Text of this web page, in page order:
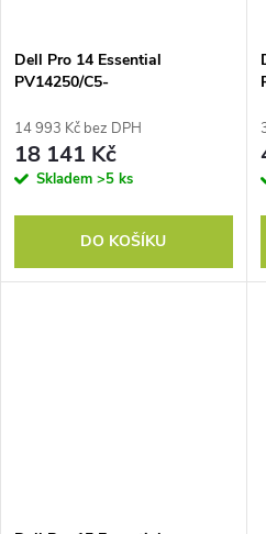
Dell Pro 14 Essential
PV14250/C5-
FHD+/Intel
UHD/Fpr/4Cell/65W/WLAN/Backlit
Kb/W11 Pro/3Y PrSp
14 993 Kč bez DPH
18 141 Kč
Skladem >5 ks
DO KOŠÍKU